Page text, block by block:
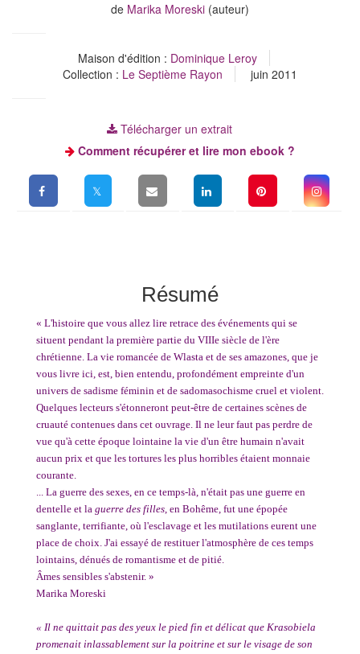
de Marika Moreski (auteur)
Maison d'édition : Dominique Leroy
Collection : Le Septième Rayon juin 2011
Télécharger un extrait
Comment récupérer et lire mon ebook ?
Résumé
« L'histoire que vous allez lire retrace des événements qui se
situent pendant la première partie du VIIIe siècle de l'ère
chrétienne. La vie romancée de Wlasta et de ses amazones, que je
vous livre ici, est, bien entendu, profondément empreinte d'un
univers de sadisme féminin et de sadomasochisme cruel et violent.
Quelques lecteurs s'étonneront peut-être de certaines scènes de
cruauté contenues dans cet ouvrage. Il ne leur faut pas perdre de
vue qu'à cette époque lointaine la vie d'un être humain n'avait
aucun prix et que les tortures les plus horribles étaient monnaie
courante.
... La guerre des sexes, en ce temps-là, n'était pas une guerre en
dentelle et la guerre des filles, en Bohême, fut une épopée
sanglante, terrifiante, où l'esclavage et les mutilations eurent une
place de choix. J'ai essayé de restituer l'atmosphère de ces temps
lointains, dénués de romantisme et de pitié.
Âmes sensibles s'abstenir. »
Marika Moreski
« Il ne quittait pas des yeux le pied fin et délicat que Krasobiela
promenait inlassablement sur la poitrine et sur le visage de son